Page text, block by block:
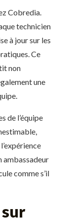
Cobredia.
technicien
à jour sur les
Ce
non
une
de l’équipe
ambassadeur
comme s’il